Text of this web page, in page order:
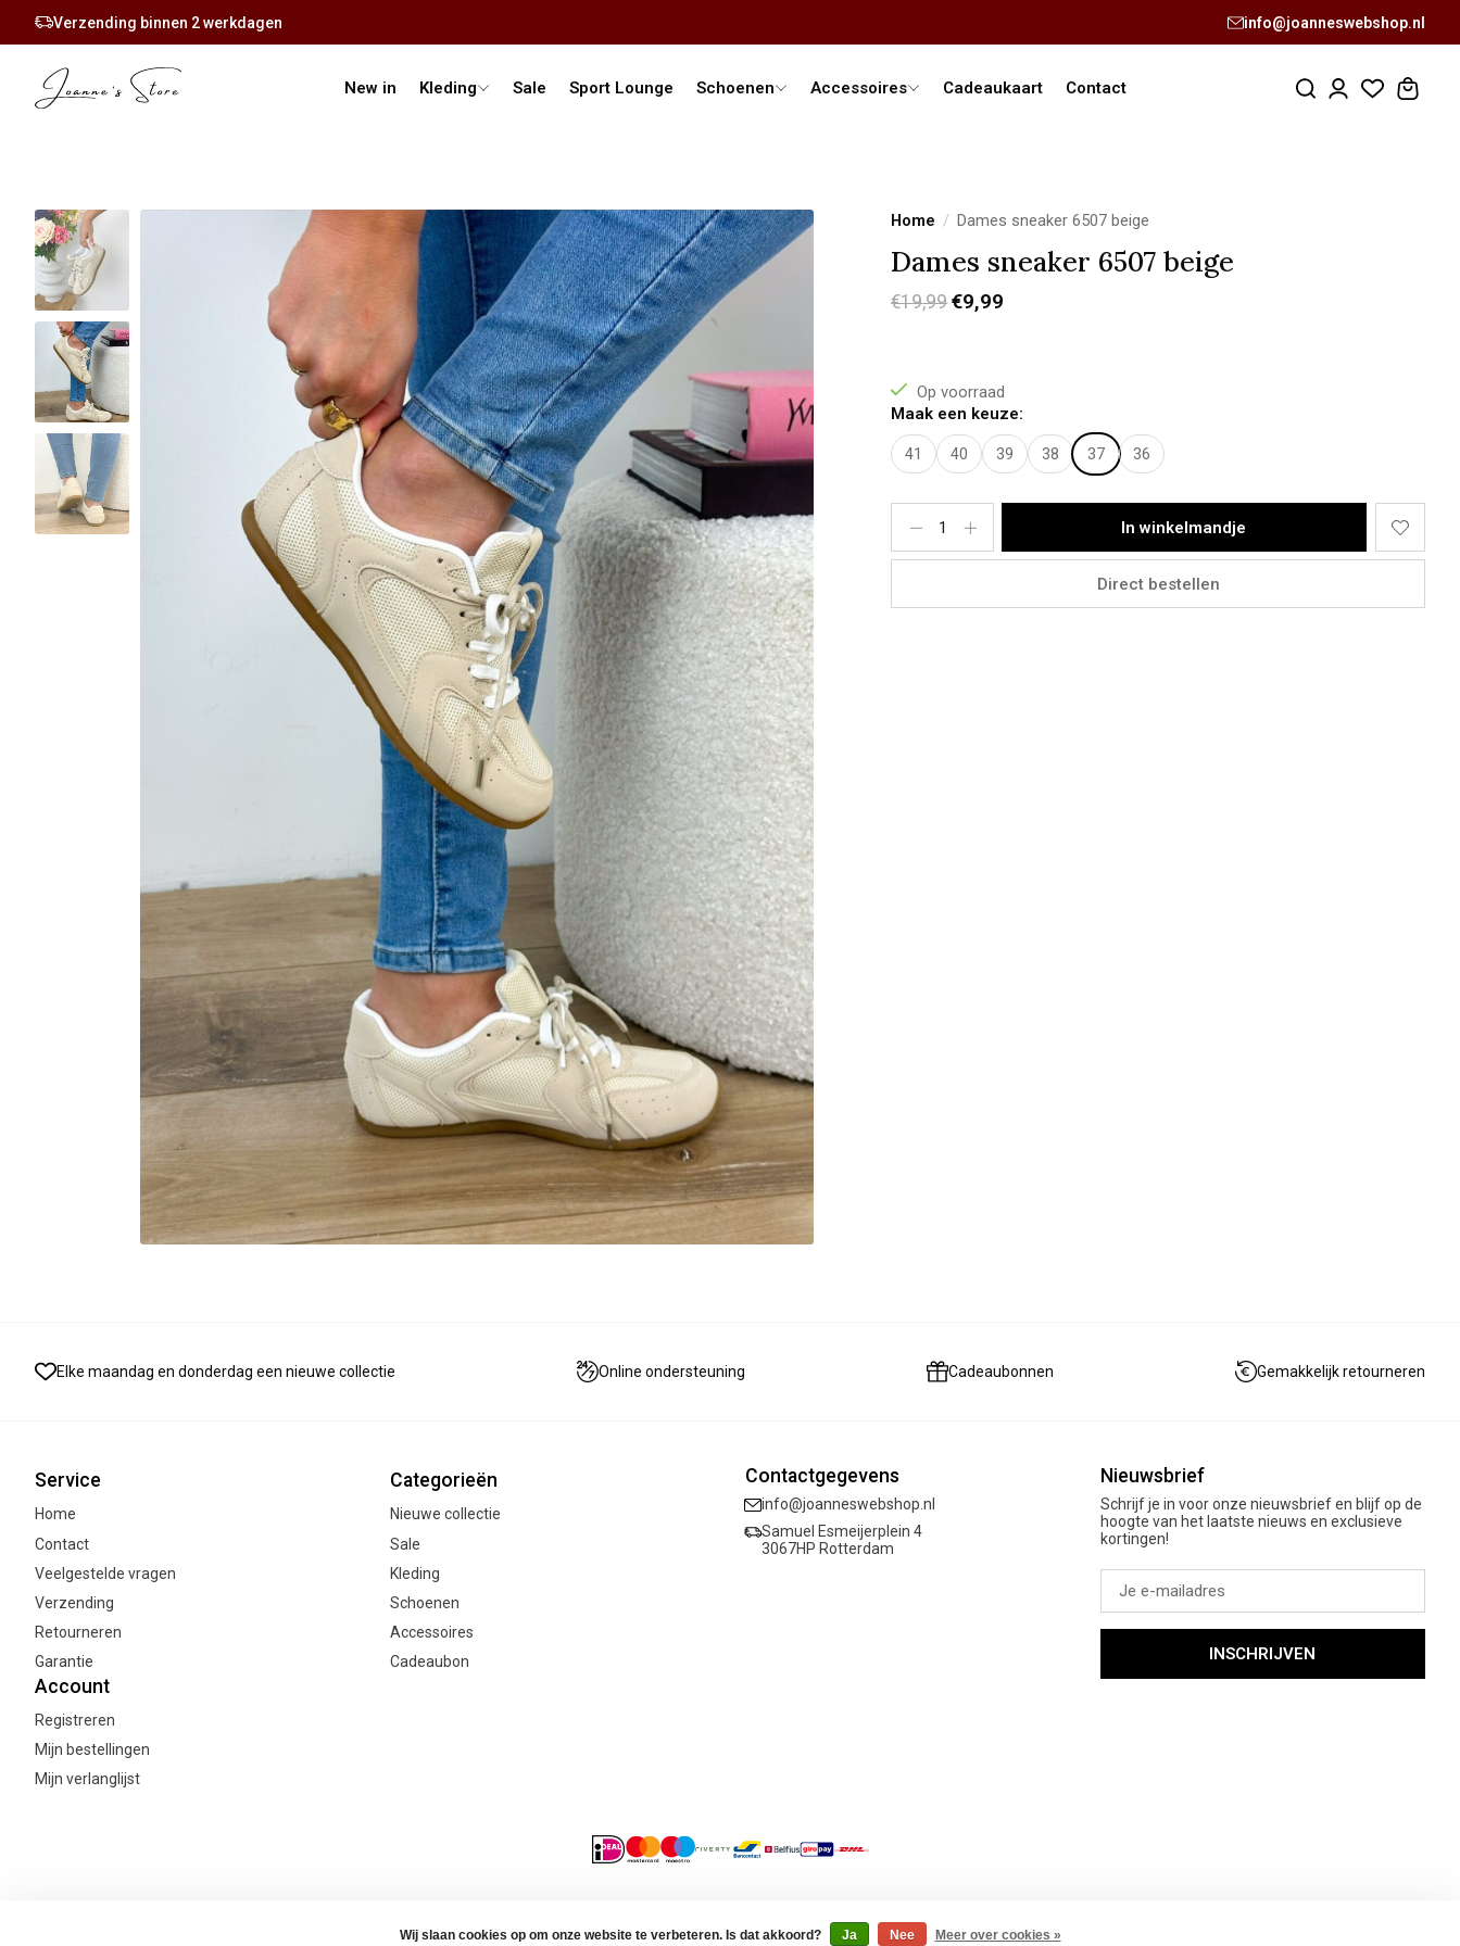
Verzending binnen 2 werkdagen info@joanneswebshop.nl
Kleding Sale Sport Lounge Schoenen Accessoires
New in Cadeaukaart Contact
Home / Dames sneaker 6507 beige
Dames sneaker 6507 beige
€19,99 €9,99
Op voorraad
Maak een keuze:
41 40 39 38 37 36
In winkelmandje
Direct bestellen
Elke maandag en donderdag een nieuwe collectie Online ondersteuning Cadeaubonnen Gemakkelijk retourneren
Service
Home
Contact
Veelgestelde vragen
Verzending
Retourneren
Garantie
Account
Registreren
Mijn bestellingen
Mijn verlanglijst
Categorieën
Nieuwe collectie
Sale
Kleding
Schoenen
Accessoires
Cadeaubon
Contactgegevens
info@joanneswebshop.nl
Samuel Esmeijerplein 4
3067HP Rotterdam
Nieuwsbrief
Schrijf je in voor onze nieuwsbrief en blijf op de
hoogte van het laatste nieuws en exclusieve
kortingen!
INSCHRIJVEN
Algemene voorwaardenPrivacybeleid
Wij slaan cookies op om onze website te verbeteren. Is dat akkoord? Ja Nee Meer over cookies »